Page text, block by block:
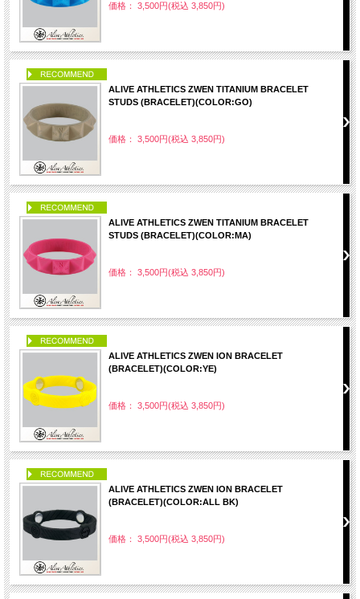
価格： 3,500円(税込 3,850円)
ALIVE ATHLETICS ZWEN TITANIUM BRACELET
STUDS (BRACELET)(COLOR:GO)
価格： 3,500円(税込 3,850円)
ALIVE ATHLETICS ZWEN TITANIUM BRACELET
STUDS (BRACELET)(COLOR:MA)
価格： 3,500円(税込 3,850円)
ALIVE ATHLETICS ZWEN ION BRACELET
(BRACELET)(COLOR:YE)
価格： 3,500円(税込 3,850円)
ALIVE ATHLETICS ZWEN ION BRACELET
(BRACELET)(COLOR:ALL BK)
価格： 3,500円(税込 3,850円)